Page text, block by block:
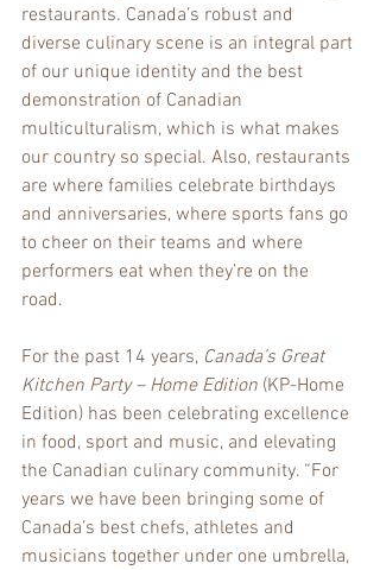
restaurants. Canada’s robust and
diverse culinary scene is an integral part
of our unique identity and the best
demonstration of Canadian
multiculturalism, which is what makes
our country so special. Also, restaurants
are where families celebrate birthdays
and anniversaries, where sports fans go
to cheer on their teams and where
performers eat when they’re on the
road.
For the past 14 years, Canada’s Great
Kitchen Party – Home Edition (KP-Home
Edition) has been celebrating excellence
in food, sport and music, and elevating
the Canadian culinary community. “For
years we have been bringing some of
Canada’s best chefs, athletes and
musicians together under one umbrella,